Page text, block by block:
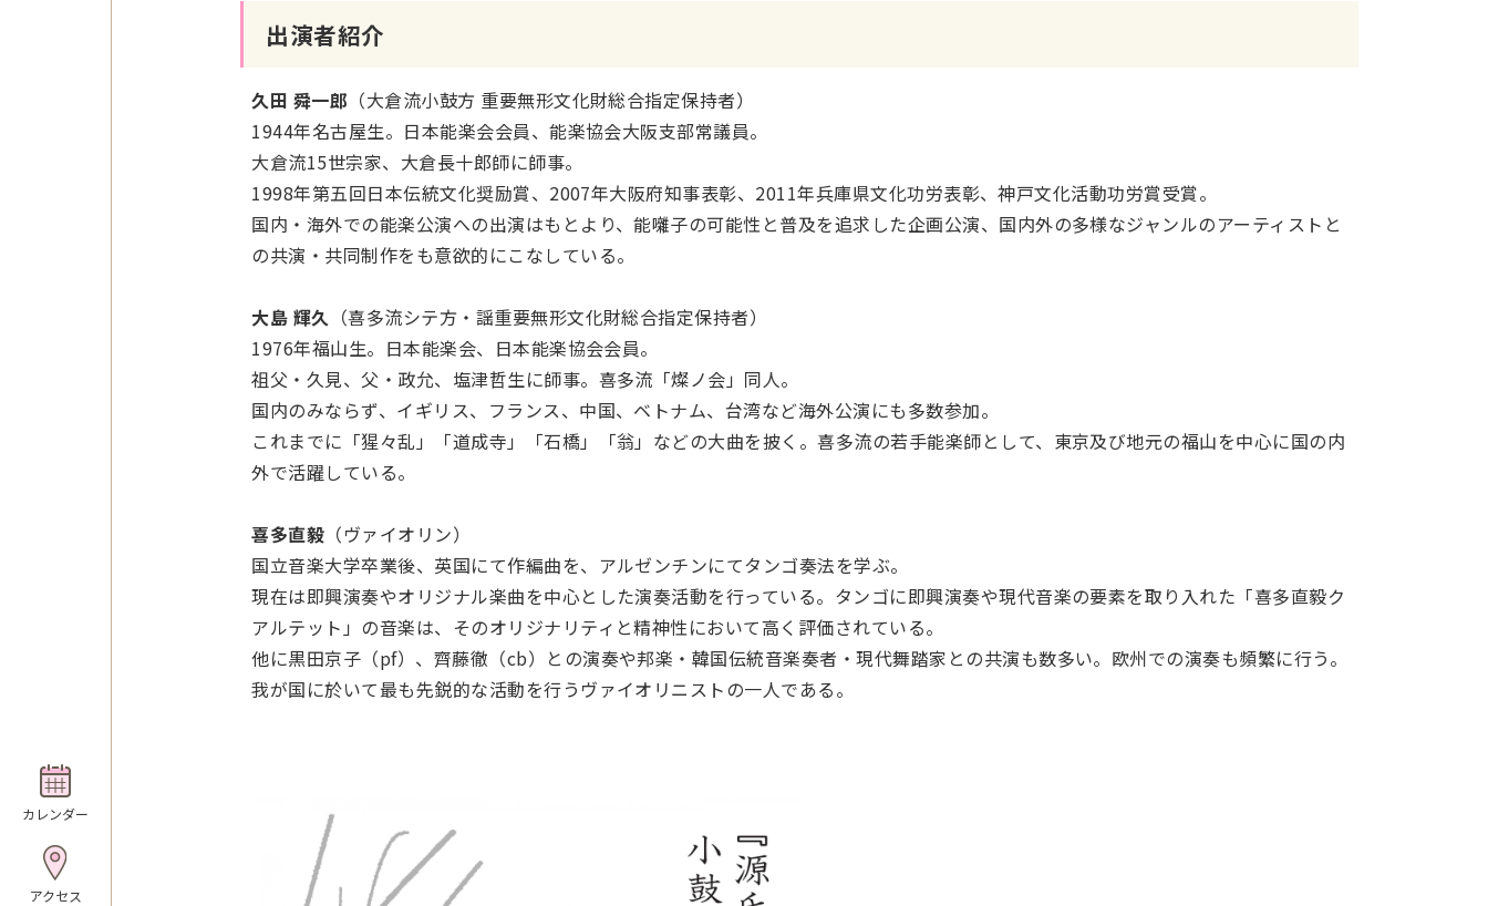
カレンダー
アクセス
出演者紹介
久田 舜一郎 （大倉流小鼓方 重要無形文化財総合指定保持者）
1944年名古屋生。日本能楽会会員、能楽協会大阪支部常議員。
大倉流15世宗家、大倉長十郎師に師事。
1998年第五回日本伝統文化奨励賞、 2007年大阪府知事表彰、 2011年兵庫県文化功労表彰、神戸文化活動功労賞受賞。
国内・海外での能楽公演への出演はもとより、能囃子の可能性と普及を追求した企画公演、国内外の多様なジャンルのアーティストと
の共演・共同制作をも意欲的にこなしている。
大島 輝久 （喜多流シテ方・謡重要無形文化財総合指定保持者）
1976年福山生。日本能楽会、日本能楽協会会員。
祖父・久見、父・政允、塩津哲生に師事。喜多流「燦ノ会」同人。
国内のみならず、イギリス、フランス、中国、ベトナム、台湾など海外公演にも多数参加。
これまでに「猩々乱」「道成寺」「石橋」「翁」などの大曲を披く。喜多流の若手能楽師として、東京及び地元の福山を中心に国の内
外で活躍している。
喜多直毅 （ヴァイオリン）
国立音楽大学卒業後、英国にて作編曲を、アルゼンチンにてタンゴ奏法を学ぶ。
現在は即興演奏やオリジナル楽曲を中心とした演奏活動を行っている。タンゴに即興演奏や現代音楽の要素を取り入れた「喜多直毅ク
アルテット」の音楽は、そのオリジナリティと精神性において高く評価されている。
他に黒田京子（pf）、齊藤徹（cb）との演奏や邦楽・韓国伝統音楽奏者・現代舞踏家との共演も数多い。欧州での演奏も頻繁に行う。
我が国に於いて最も先鋭的な活動を行うヴァイオリニストの一人である。